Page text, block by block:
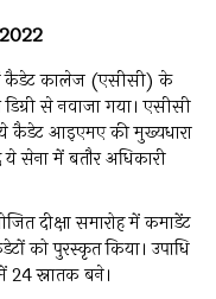
कैडेट कालेज (एसीसी) के
से नवाजा गया। एसीसी
कैडेट आइएमए की मुख्यधारा
सेना में बतौर अधिकारी
दीक्षा समारोह में कमाडेंट
को पुरस्कृत किया। उपाधि
24 स्नातक बने।